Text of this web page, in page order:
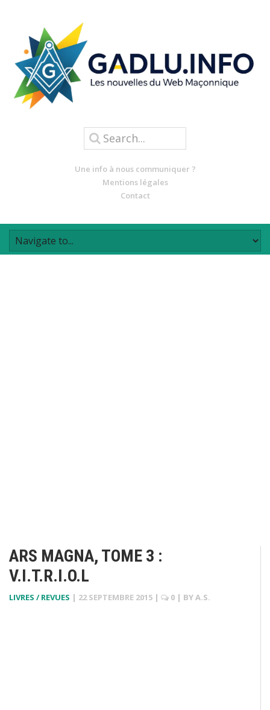
Une info à nous communiquer ?
Mentions légales
Contact
ARS MAGNA, TOME 3 :
V.I.T.R.I.O.L
LIVRES / REVUES | 22 SEPTEMBRE 2015 | 0 | BYA.S.